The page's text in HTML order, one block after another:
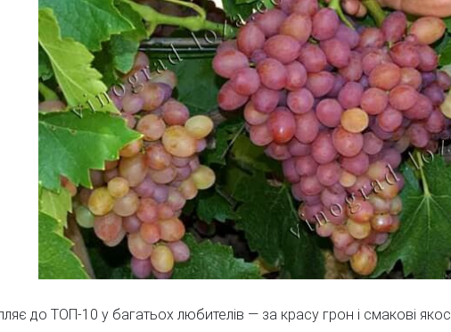
до ТОП-10 у багатьох любителів — за красу грон і смакові